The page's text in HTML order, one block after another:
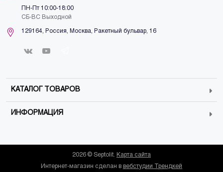
ПН-Пт 10:00-18:00
СБ-ВС Выходной
129164, Россия, Москва, Ракетный бульвар, 16
КАТАЛОГ ТОВАРОВ
ИНФОРМАЦИЯ
2026 © Septolit. Карта сайта
Интернет-магазин сделан в вебстудии Трендкей